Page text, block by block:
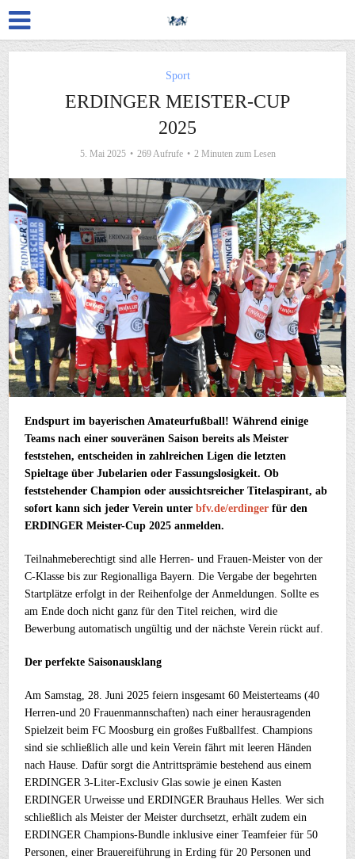
Sport
ERDINGER MEISTER-CUP
2025
5. Mai 2025 269 Aufrufe 2 Minuten zum Lesen
Endspurt im bayerischen Amateurfußball! Während einige
Teams nach einer souveränen Saison bereits als Meister
feststehen, entscheiden in zahlreichen Ligen die letzten
Spieltage über Jubelarien oder Fassungslosigkeit. Ob
feststehender Champion oder aussichtsreicherTitelaspirant, ab
sofort kann sich jeder Verein unterbfv.de/erdinger für den
ERDINGER Meister-Cup 2025 anmelden.
Teilnahmeberechtigt sind alle Herren- und Frauen-Meister von der
C-Klasse bis zur Regionalliga Bayern. Die Vergabe der begehrten
Startplätze erfolgt in der Reihenfolge der Anmeldungen. Sollte es
am Ende doch nicht ganz für den Titel reichen, wird die
Bewerbung automatisch ungültig und der nächste Verein rückt auf.
Der perfekte Saisonausklang
Am Samstag, 28. Juni 2025 feiern insgesamt 60 Meisterteams (40
Herren-und 20 Frauenmannschaften) nach einer herausragenden
Spielzeit beim FC Moosburg ein großes Fußballfest. Champions
sind sie schließlich alle und kein Verein fährt mit leeren Händen
nach Hause. Dafür sorgt die Antrittsprämie bestehend aus einem
ERDINGER 3-Liter-Exclusiv Glas sowie je einen Kasten
ERDINGER Urweisse und ERDINGER Brauhaus Helles. Wer sich
schließlich als Meister der Meister durchsetzt, erhält zudem ein
ERDINGER Champions-Bundle inklusive einer Teamfeier für 50
Personen, einer Brauereiführung in Erding für 20 Personen und